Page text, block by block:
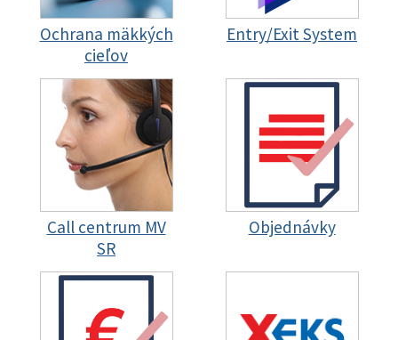
Ochrana mäkkých
cieľov
Entry/Exit System
Call centrum MV
SR
Objednávky